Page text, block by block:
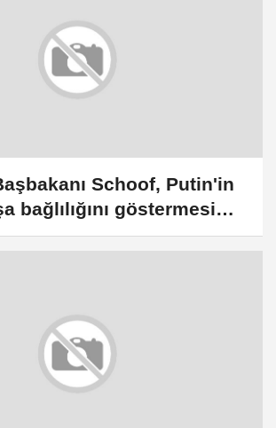
Schoof, Putin'in
bağlılığını göstermesi
belirtti